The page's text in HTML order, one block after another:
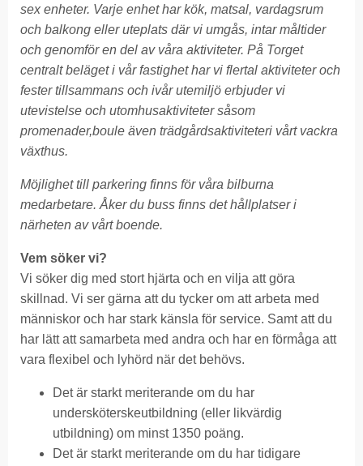
sex enheter. Varje enhet har kök, matsal, vardagsrum
och balkong eller uteplats där vi umgås, intar måltider
och genomför en del av våra aktiviteter. På Torget
centralt beläget i vår fastighet har vi flertal aktiviteter och
fester tillsammans och ivår utemiljö erbjuder vi
utevistelse och utomhusaktiviteter såsom
promenader,boule även trädgårdsaktiviteteri vårt vackra
växthus.
Möjlighet till parkering finns för våra bilburna
medarbetare. Åker du buss finns det hållplatser i
närheten av vårt boende.
Vem söker vi?
Vi söker dig med stort hjärta och en vilja att göra
skillnad. Vi ser gärna att du tycker om att arbeta med
människor och har stark känsla för service. Samt att du
har lätt att samarbeta med andra och har en förmåga att
vara flexibel och lyhörd när det behövs.
Det är starkt meriterande om du har
undersköterskeutbildning (eller likvärdig
utbildning) om minst 1350 poäng.
Det är starkt meriterande om du har tidigare